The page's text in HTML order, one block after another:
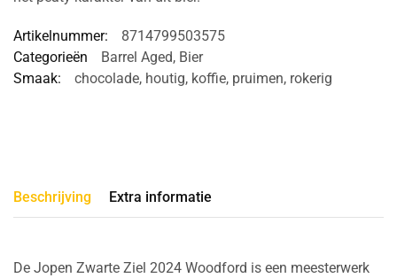
Artikelnummer:
8714799503575
Categorieën
Barrel Aged, Bier
Smaak:
chocolade, houtig, koffie, pruimen, rokerig
Beschrijving Extra informatie
De Jopen Zwarte Ziel 2024 Woodford is een meesterwerk